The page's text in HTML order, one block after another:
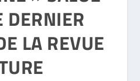
DERNIER
LA REVUE